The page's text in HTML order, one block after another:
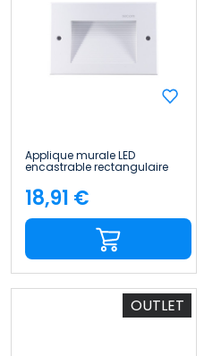
Applique murale LED
encastrable rectangulaire
Trido Maxi 6 W 300 lm IP65
18x5.3x12cm, blanc, 25 000 h,
SECOM
Price
18,91 €
OUTLET